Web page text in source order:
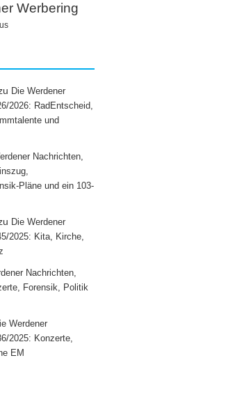
Werbering
Die Werdener
2026: RadEntscheid,
und
Nachrichten,
Pläne und ein 103-
Die Werdener
2025: Kita, Kirche,
Nachrichten,
Forensik, Politik
Werdener
2025: Konzerte,
EM